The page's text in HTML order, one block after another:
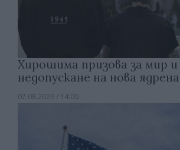
Хирошима призова за мир и
недопускане на нова
07.08.2026 / 14:00